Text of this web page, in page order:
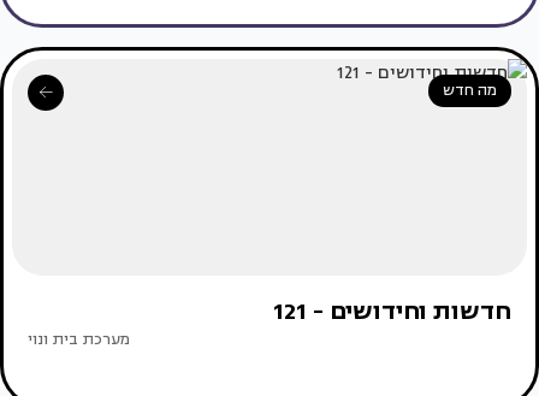
מה חדש
חדשות וחידושים - 121
מערכת בית ונוי